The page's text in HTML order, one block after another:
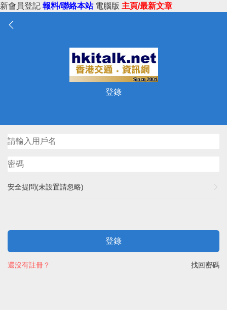
新會員登記 報料/聯絡本站 電腦版 主頁/最新文章
登錄
安全提問(未設置請忽略)
登錄
找回密碼
還沒有註冊？